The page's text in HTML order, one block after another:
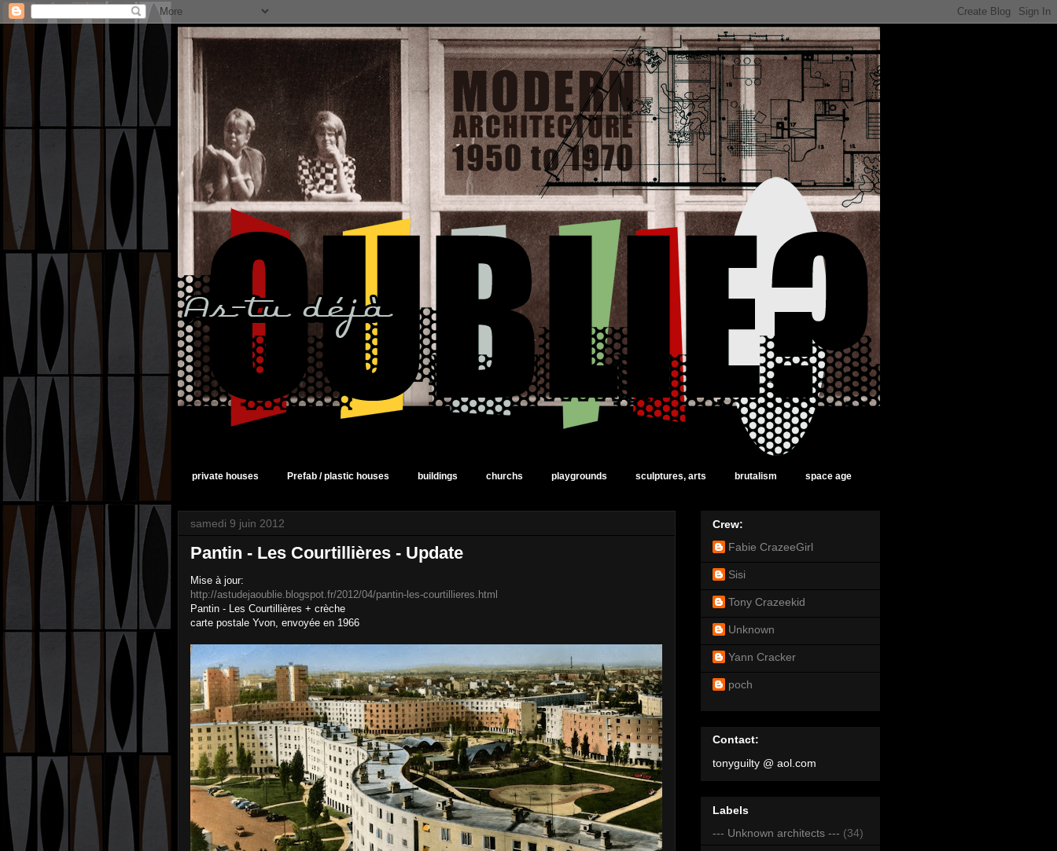
private houses Prefab / plastic houses buildings churchs playgrounds sculptures, arts brutalism space age
samedi 9 juin 2012
Pantin - Les Courtillières - Update
Mise à jour:
http://astudejaoublie.blogspot.fr/2012/04/pantin-les-courtillieres.html
Pantin - Les Courtillières + crèche
carte postale Yvon, envoyée en 1966
Crew:
Fabie CrazeeGirl
Sisi
Tony Crazeekid
Unknown
Yann Cracker
poch
Contact:
tonyguilty @ aol.com
Labels
--- Unknown architects --- (34)